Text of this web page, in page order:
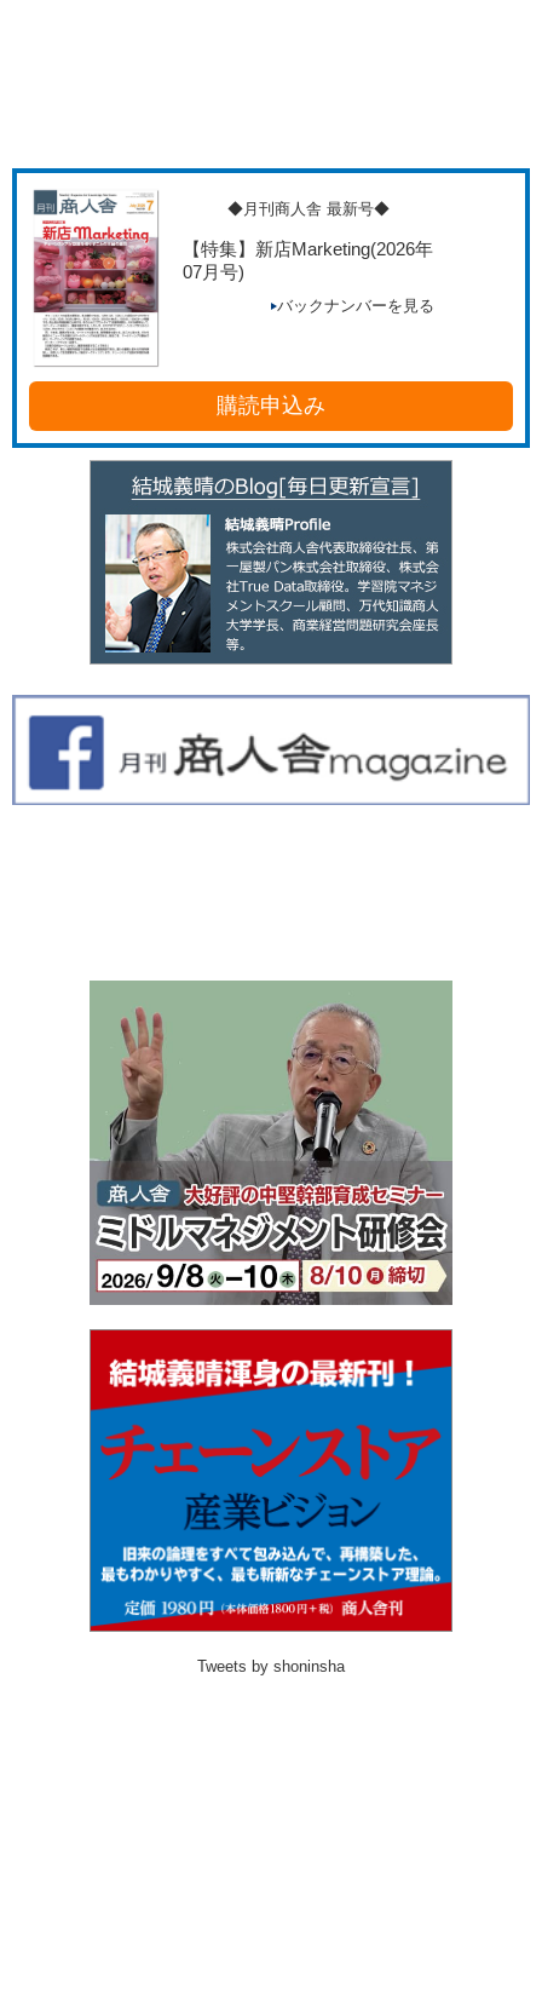
◆月刊商人舎 最新号◆
【特集】新店Marketing(2026年
07月号)
バックナンバーを見る
購読申込み
Tweets by shoninsha